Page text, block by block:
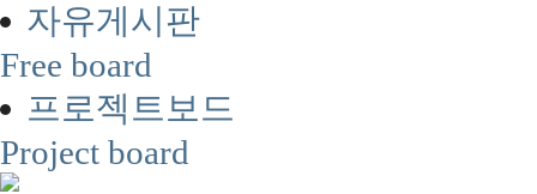
자유게시판
Free board
프로젝트보드
Project board